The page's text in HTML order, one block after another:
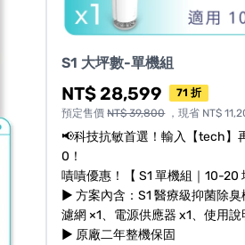
S1 大坪數-單機組
NT$ 28,599
71 折
預定售價NT$ 39,800，現省 NT$
📢科技抗敏首選！輸入【tech】
0！
嘖嘖優惠！【 S1 單機組｜10-20
► 方案內含：S1 醫療級抑菌除
濾網 ×1、電源供應器 x1、使用說
► 原廠二年整機保固